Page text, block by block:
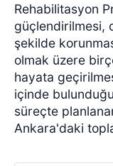
Rehabilitasyon
güçlendirilmesi,
şekilde
olmak üzere
hayata
içinde
süreçte
Ankara'daki